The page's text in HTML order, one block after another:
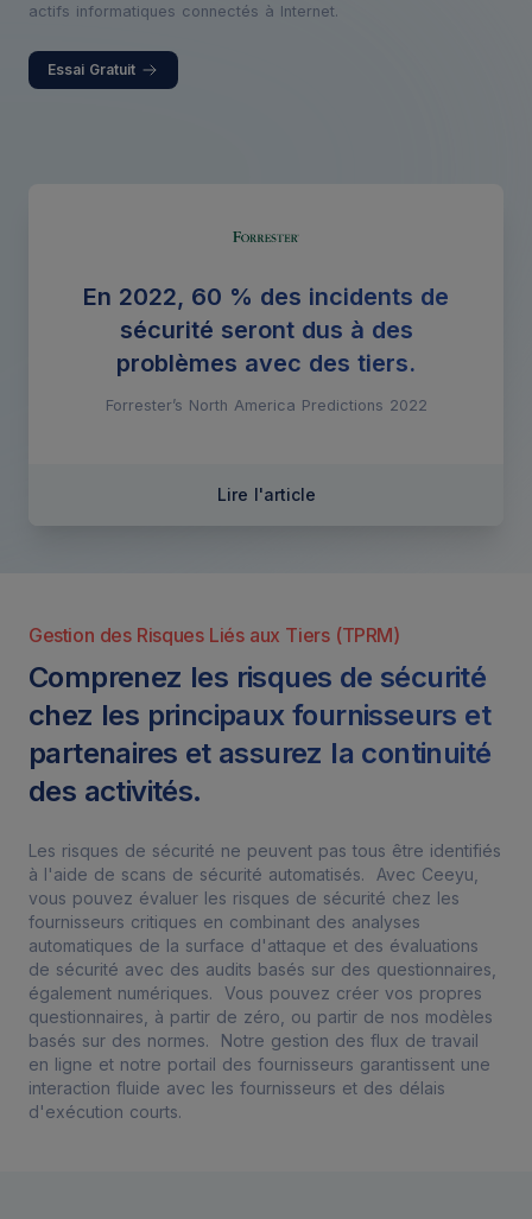
actifs informatiques connectés à Internet.
Essai Gratuit
En 2022, 60 % des incidents de
sécurité seront dus à des
problèmes avec des tiers.
Forrester’s North America Predictions 2022
Lire l'article
Gestion des Risques Liés aux Tiers (TPRM)
Comprenez les risques de sécurité
chez les principaux fournisseurs et
partenaires et assurez la continuité
des activités.
Les risques de sécurité ne peuvent pas tous être identifiés
à l'aide de scans de sécurité automatisés. Avec Ceeyu,
vous pouvez évaluer les risques de sécurité chez les
fournisseurs critiques en combinant des analyses
automatiques de la surface d'attaque et des évaluations
de sécurité avec des audits basés sur des questionnaires,
également numériques. Vous pouvez créer vos propres
questionnaires, à partir de zéro, ou partir de nos modèles
basés sur des normes. Notre gestion des flux de travail
en ligne et notre portail des fournisseurs garantissent une
interaction fluide avec les fournisseurs et des délais
d'exécution courts.